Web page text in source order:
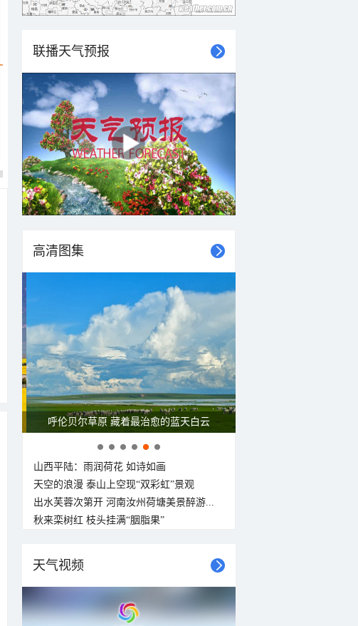
西北风
<3级
西南风
<3级
东南风
<3级
北风
<3级
东北风
<3级
东北风
31°C 30°C 29°C 28°C 28°C
联播天气预报
高清图集
呼伦贝尔草原 藏着最治愈的蓝天白云
山西平陆：雨润荷花 如诗如画
天空的浪漫 泰山上空现“双彩虹”景观
出水芙蓉次第开 河南汝州荷塘美景醉游...
秋来栾树红 枝头挂满“胭脂果”
天气视频